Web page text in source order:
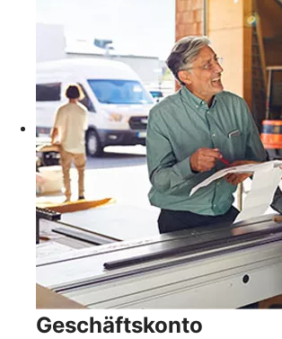
Geschäftskonto